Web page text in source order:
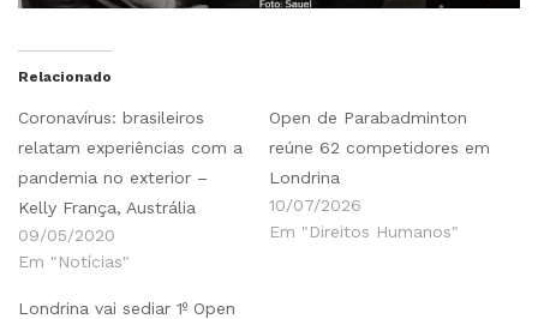
Relacionado
Coronavírus: brasileiros
relatam experiências com a
pandemia no exterior –
Kelly França, Austrália
09/05/2020
Em "Notícias"
Open de Parabadminton
reúne 62 competidores em
Londrina
10/07/2026
Em "Direitos Humanos"
Londrina vai sediar 1º Open